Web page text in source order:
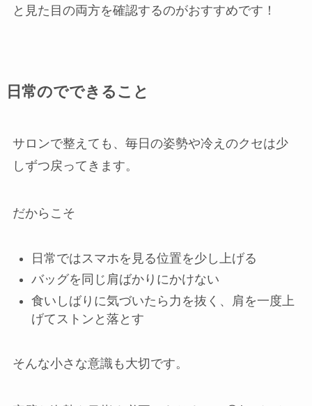
と見た目の両方を確認するのがおすすめです！
日常のでできること
サロンで整えても、毎日の姿勢や冷えのクセは少
しずつ戻ってきます。
だからこそ
日常ではスマホを見る位置を少し上げる
バッグを同じ肩ばかりにかけない
食いしばりに気づいたら力を抜く、肩を一度上
げてストンと落とす
そんな小さな意識も大切です。